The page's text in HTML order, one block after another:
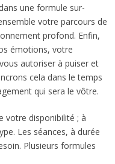
une formule sur-
votre parcours de
profond. Enfin,
émotions, votre
autoriser à puiser et
cela dans le temps
qui sera le vôtre.
votre disponibilité ; à
Les séances, à durée
Plusieurs formules